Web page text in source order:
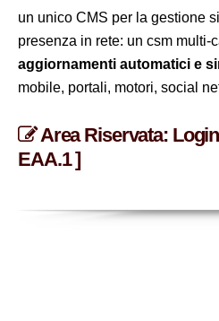
un unico CMS per la gestione
presenza in rete: un csm multi-
aggiornamenti automatici e
mobile, portali, motori, social
Area Riservata:
EAA.1 ]